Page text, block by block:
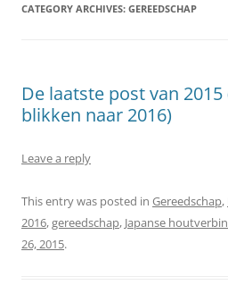
CATEGORY ARCHIVES: GEREEDSCHAP
De laatste post van
blikken naar 2016)
Leave a reply
This entry was posted in Gereedschap,
2016,gereedschap, Japanse
26, 2015.